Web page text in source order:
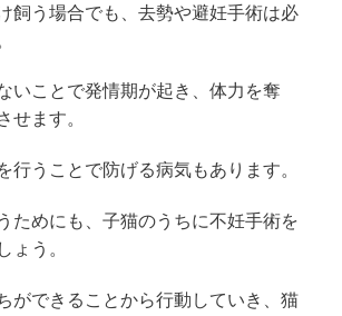
飼う場合でも、去勢や避妊手術は必
いことで発情期が起き、体力を奪
せます。
行うことで防げる病気もあります。
ためにも、子猫のうちに不妊手術を
ょう。
ができることから行動していき、猫